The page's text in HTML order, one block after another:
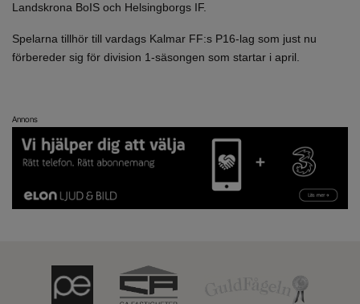
Landskrona BoIS och Helsingborgs IF.
Spelarna tillhör till vardags Kalmar FF:s P16-lag som just nu
förbereder sig för division 1-säsongen som startar i april.
Annons